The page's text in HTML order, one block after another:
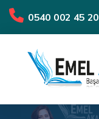
0540 002 45 20